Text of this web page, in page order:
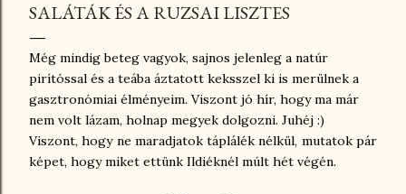
SALÁTÁK ÉS A RUZSAI LISZTES
Még mindig beteg vagyok, sajnos jelenleg a natúr
pirítóssal és a teába áztatott keksszel ki is merülnek a
gasztronómiai élményeim. Viszont jó hír, hogy ma már
nem volt lázam, holnap megyek dolgozni. Juhéj :)
Viszont, hogy ne maradjatok táplálék nélkül, mutatok pár
képet, hogy miket ettünk Ildiéknél múlt hét végén.